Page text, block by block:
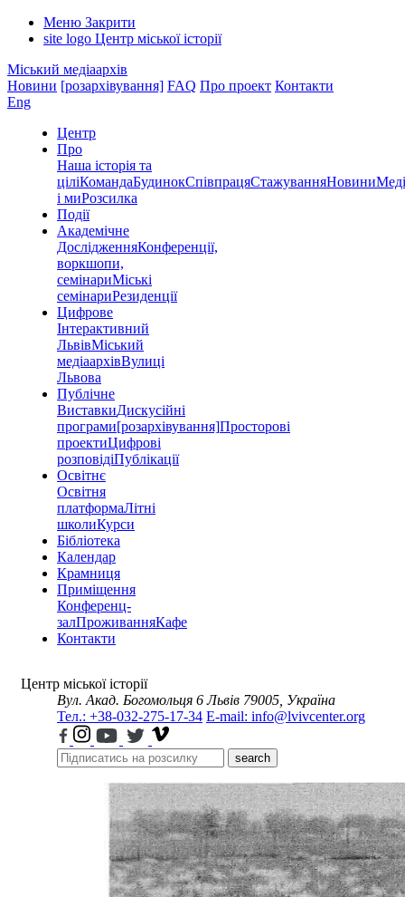
Меню Закрити
site logo Центр міської історії
Міський медіаархів
Новини [розархівування] FAQ Про проект Контакти
Eng
Центр
Про
Наша історія та
ціліКомандаБудинокСпівпрацяСтажуванняНовини
і миРозсилка
Події
Академічне
ДослідженняКонференції,
воркшопи,
семінариМіські
семінариРезиденції
Цифрове
Інтерактивний
ЛьвівМіський
медіаархівВулиці
Львова
Публічне
ВиставкиДискусійні
програми[розархівування]Просторові
проектиЦифрові
розповідіПублікації
Освітнє
Освітня
платформаЛітні
школиКурси
Бібліотека
Календар
Крамниця
Приміщення
Конференц-
залПроживанняКафе
Контакти
Центр міської історії
Вул. Акад. Богомольця 6 Львів 79005, Україна
Тел.: +38-032-275-17-34 E-mail: info@lvivcenter.org
search